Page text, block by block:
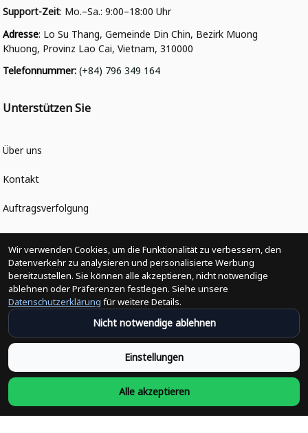
Support-Zeit: Mo.–Sa.: 9:00–18:00 Uhr
Adresse: Lo Su Thang, Gemeinde Din Chin, Bezirk Muong
Khuong, Provinz Lao Cai, Vietnam, 310000
Telefonnummer: (+84) 796 349 164
Unterstützen Sie
Über uns
Kontakt
Auftragsverfolgung
Politiken
Änderungen der Bestellung
Versandpolitik
Rückerstattungsrichtlinie
Rückgabepolitik
Wir verwenden Cookies, um die Funktionalität zu verbessern, den
Datenverkehr zu analysieren und personalisierte Werbung
bereitzustellen. Sie können alle akzeptieren, nicht notwendige
ablehnen oder Präferenzen festlegen. Siehe unsere
Datenschutzerklärung für weitere Details.
Nicht notwendige ablehnen
Einstellungen
Alle akzeptieren